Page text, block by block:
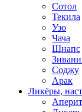
Сотол
Текила
Узо
Чача
Шнапс
Соджу
Арак
Ликёры,